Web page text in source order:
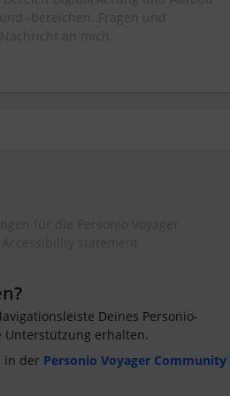
-bereichen. Fragen und
an mich.
Deines Personio-
Unterstützung erhalten.
in der Personio Voyager Community